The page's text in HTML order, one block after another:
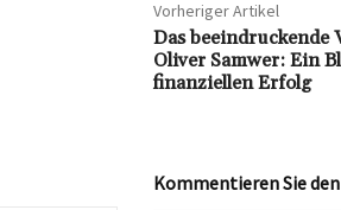
Vorheriger Artikel
Das beeindruckende
Oliver Samwer: Ein
finanziellen Erfolg
Kommentieren Sie